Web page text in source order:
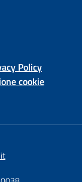
Policy
cookie